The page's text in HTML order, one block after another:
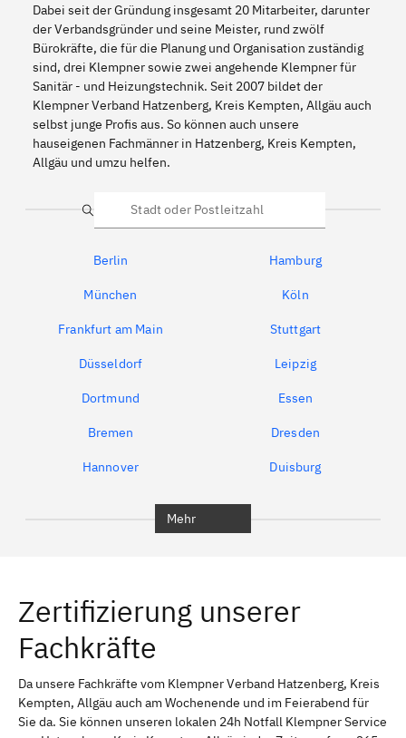
Dabei seit der Gründung insgesamt 20 Mitarbeiter, darunter
der Verbandsgründer und seine Meister, rund zwölf
Bürokräfte, die für die Planung und Organisation zuständig
sind, drei Klempner sowie zwei angehende Klempner für
Sanitär - und Heizungstechnik. Seit 2007 bildet der
Klempner Verband Hatzenberg, Kreis Kempten, Allgäu auch
selbst junge Profis aus. So können auch unsere
hauseigenen Fachmänner in Hatzenberg, Kreis Kempten,
Allgäu und umzu helfen.
Suche
Berlin Hamburg
München Köln
Frankfurt am Main Stuttgart
Düsseldorf Leipzig
Dortmund Essen
Bremen Dresden
Hannover Duisburg
Erlangen Bamberg
Bayreuth
Schweinfurt Passau
Mehr
Zertifizierung unserer
Fachkräfte
Da unsere Fachkräfte vom Klempner Verband Hatzenberg, Kreis
Kempten, Allgäu auch am Wochenende und im Feierabend für
Sie da. Sie können unseren lokalen 24h Notfall Klempner Service